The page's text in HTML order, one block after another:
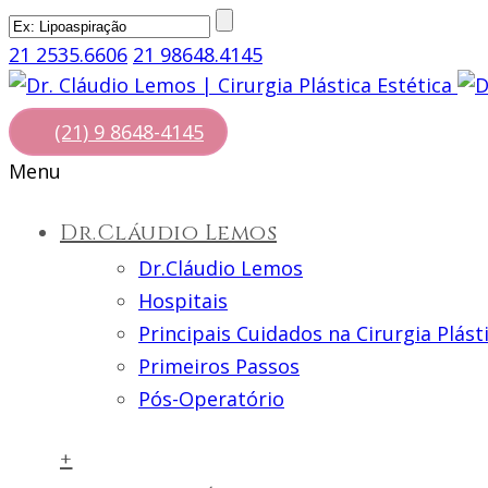
21 2535.6606 21 98648.4145
(21) 9 8648-4145
Menu
Dr.Cláudio Lemos
Dr.Cláudio Lemos
Hospitais
Principais Cuidados na Cirurgia
Primeiros Passos
Pós-Operatório
+